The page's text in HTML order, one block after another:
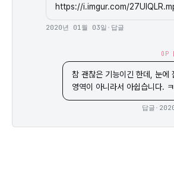
https://i.imgur.com/
2020년 01월 03일 · 답글
OP
참 괜찮은 기능이긴 한데, 눈에
영역이 아니라서 아쉽습니다.
·
답글